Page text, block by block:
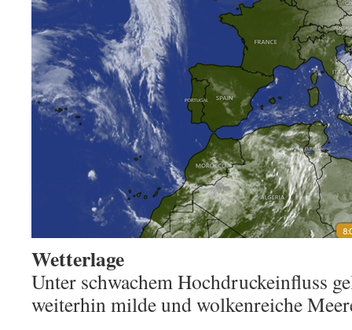
Wetterlage
Unter schwachem Hochdruckeinfluss
weiterhin milde und wolkenreiche